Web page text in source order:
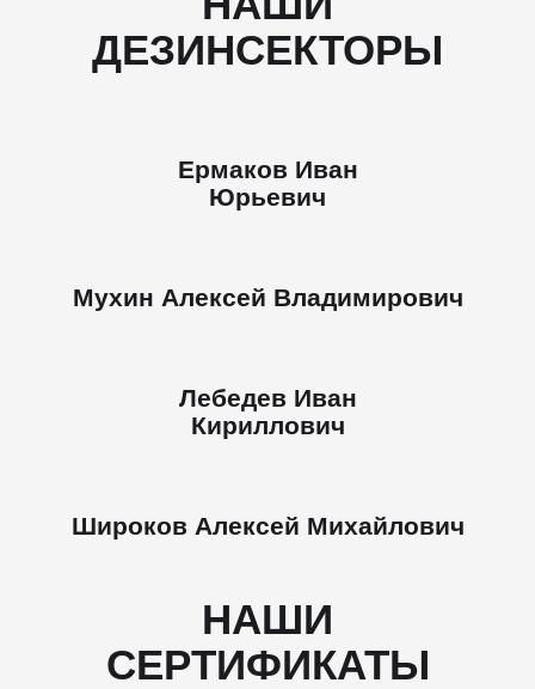
ДЕЗИНСЕКТОРЫ
Ермаков Иван
Юрьевич
Мухин Алексей Владимирович
Лебедев Иван
Кириллович
Широков Алексей Михайлович
НАШИ
СЕРТИФИКАТЫ